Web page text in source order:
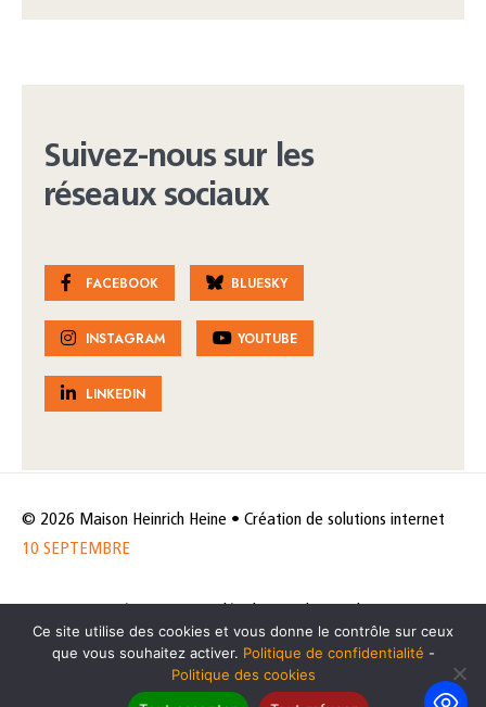
Suivez-nous sur les
réseaux sociaux
FACEBOOK BLUESKY
INSTAGRAM YOUTUBE
LINKEDIN
© 2026 Maison Heinrich Heine • Création de solutions internet
10 SEPTEMBRE
de données
Politique des cookies
Ce site utilise des cookies et vous donne le contrôle sur ceux
que vous souhaitez activer. Politique de confidentialité -
Politique des cookies